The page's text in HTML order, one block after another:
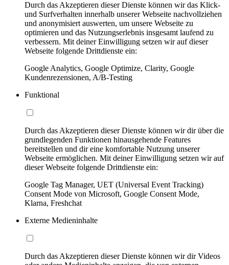
Durch das Akzeptieren dieser Dienste können wir das Klick-
und Surfverhalten innerhalb unserer Webseite nachvollziehen
und anonymisiert auswerten, um unsere Webseite zu
optimieren und das Nutzungserlebnis insgesamt laufend zu
verbessern. Mit deiner Einwilligung setzen wir auf dieser
Webseite folgende Drittdienste ein:
Google Analytics, Google Optimize, Clarity, Google
Kundenrezensionen, A/B-Testing
Funktional
Durch das Akzeptieren dieser Dienste können wir dir über die
grundlegenden Funktionen hinausgehende Features
bereitstellen und dir eine komfortable Nutzung unserer
Webseite ermöglichen. Mit deiner Einwilligung setzen wir auf
dieser Webseite folgende Drittdienste ein:
Google Tag Manager, UET (Universal Event Tracking)
Consent Mode von Microsoft, Google Consent Mode,
Klarna, Freshchat
Externe Medieninhalte
Durch das Akzeptieren dieser Dienste können wir dir Videos